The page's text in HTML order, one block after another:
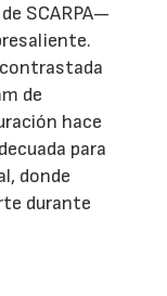
SCARPA—
de
hace
para
donde
durante